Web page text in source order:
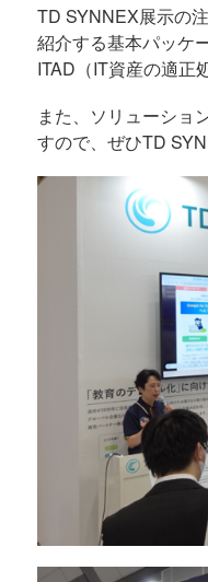
TD SYNNEX展示の注
紹介する基本パッケ
ITAD （IT資産の適正
また、ソリューショ
すので、ぜひTD